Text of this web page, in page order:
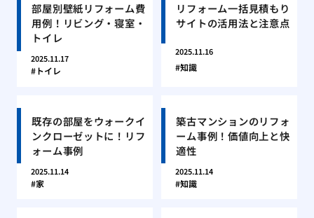
部屋別壁紙リフォーム費
用例！リビング・寝室・
トイレ
2025.11.17
トイレ
リフォーム一括見積もり
サイトの活用法と注意点
2025.11.16
知識
既存の部屋をウォークイ
ンクローゼットに！リフ
ォーム事例
2025.11.14
家
築古マンションのリフォ
ーム事例！価値向上と快
適性
2025.11.14
知識